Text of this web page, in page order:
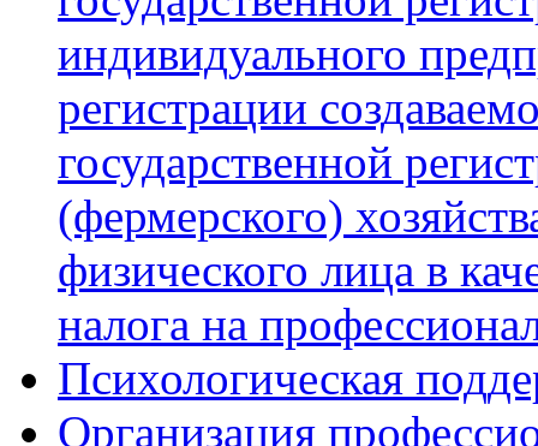
индивидуального
регистрации
государственной
(фермерского)
физического лица в
налога на
Психологическая
Организация